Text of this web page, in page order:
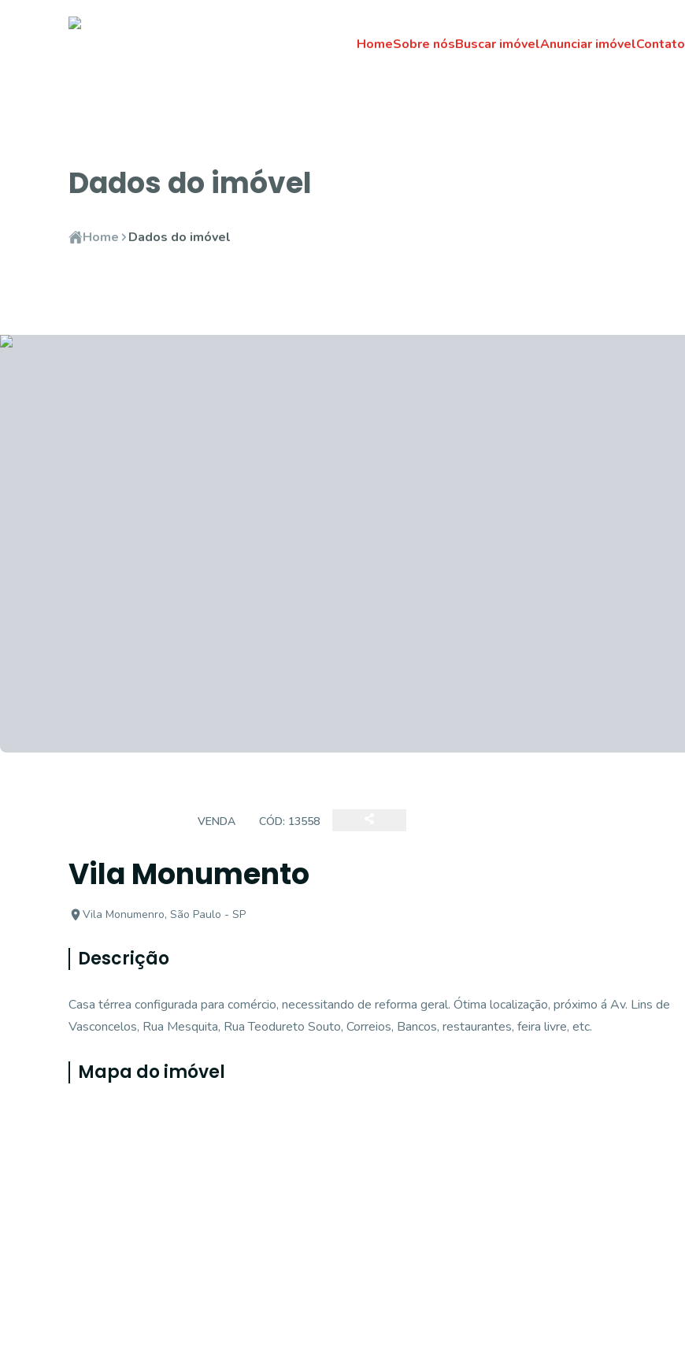
HomeSobre nósBuscar imóvelAnunciar imóvelContato
Dados do imóvel
Home Dados do imóvel
VENDA CÓD: 13558
Vila Monumento
Vila Monumenro, São Paulo - SP
Descrição
Casa térrea configurada para comércio, necessitando de reforma geral. Ótima localização, próximo á Av. Lins de
Vasconcelos, Rua Mesquita, Rua Teodureto Souto, Correios, Bancos, restaurantes, feira livre, etc.
Mapa do imóvel